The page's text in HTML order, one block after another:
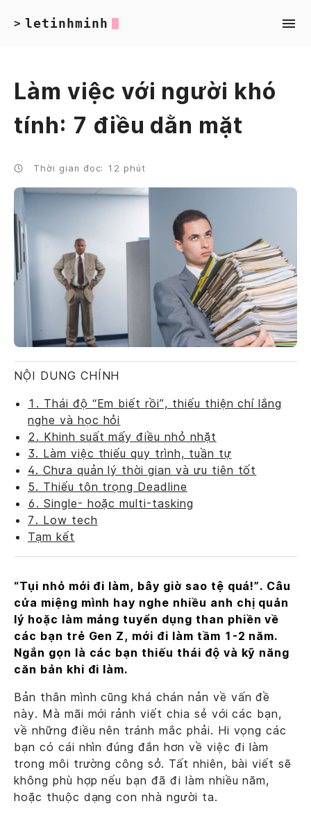
> letinhminh
Làm việc với người khó
tính: 7 điều dằn mặt
Thời gian đọc: 12 phút
NỘI DUNG CHÍNH
1. Thái độ “Em biết rồi”, thiếu thiện chí lắng
nghe và học hỏi
2. Khinh suất mấy điều nhỏ nhặt
3. Làm việc thiếu quy trình, tuần tự
4. Chưa quản lý thời gian và ưu tiên tốt
5. Thiếu tôn trọng Deadline
6. Single- hoặc multi-tasking
7. Low tech
Tạm kết
“Tụi nhỏ mới đi làm, bây giờ sao tệ quá!”. Câu
cửa miệng mình hay nghe nhiều anh chị quản
lý hoặc làm mảng tuyển dụng than phiền về
các bạn trẻ Gen Z, mới đi làm tầm 1-2 năm.
Ngắn gọn là các bạn thiếu thái độ và kỹ năng
căn bản khi đi làm.
Bản thân mình cũng khá chán nản về vấn đề
này. Mà mãi mới rảnh viết chia sẻ với các bạn,
về những điều nên tránh mắc phải. Hi vọng các
bạn có cái nhìn đúng đắn hơn về việc đi làm
trong môi trường công sở. Tất nhiên, bài viết sẽ
không phù hợp nếu bạn đã đi làm nhiều năm,
hoặc thuộc dạng con nhà người ta.